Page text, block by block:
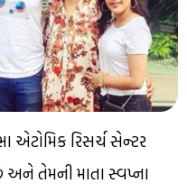
એટોમિક રિસર્ચ સેન્ટર
તેમની માતા સ્વપ્ના